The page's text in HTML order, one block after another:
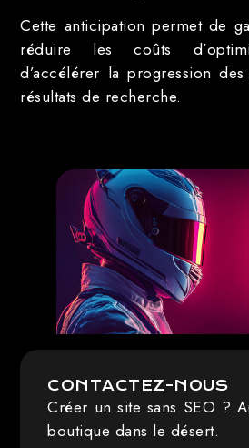
Cette anticipation permet de
réduire les coûts
d’accélérer la progression
résultats de recherche.
CONTACTEZ-NOUS
Créer un site sans SEO ?
boutique dans le désert.